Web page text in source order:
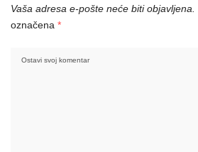
Vaša adresa e-pošte neće biti objavljena.
označena *